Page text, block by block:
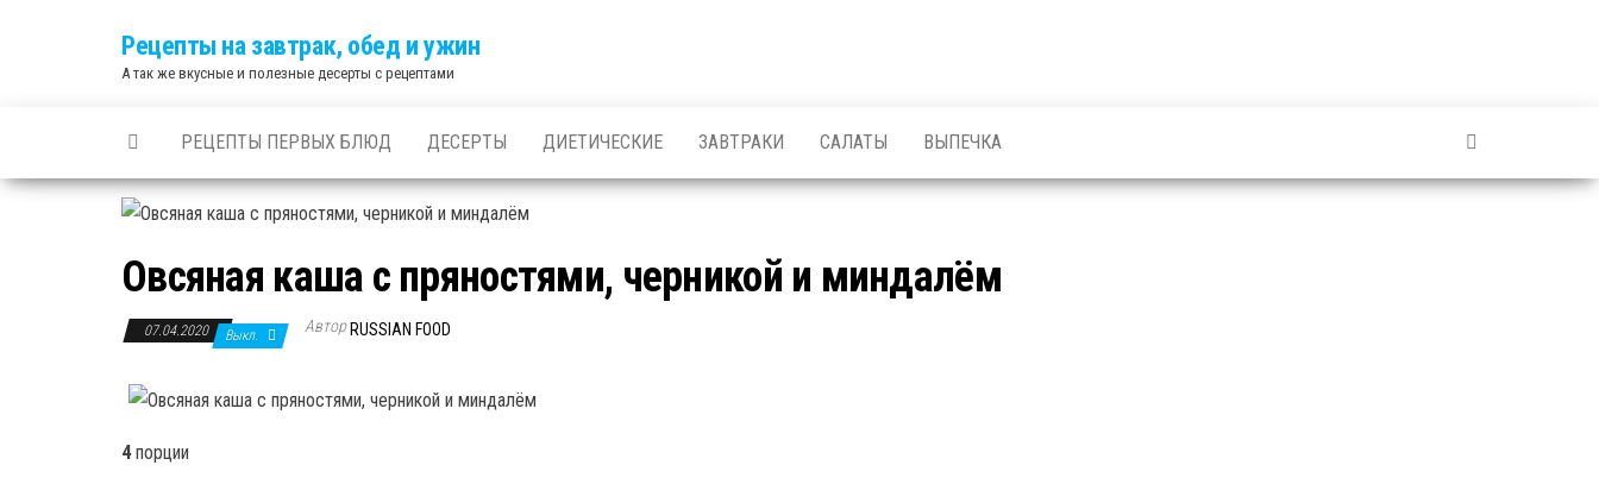
Рецепты на завтрак, обед и ужин
А так же вкусные и полезные десерты с рецептами
РЕЦЕПТЫ ПЕРВЫХ БЛЮД ДЕСЕРТЫ ДИЕТИЧЕСКИЕ ЗАВТРАКИ САЛАТЫ ВЫПЕЧКА
Овсяная каша с пряностями, черникой и миндалём
07.04.2020 Выкл. Автор RUSSIAN FOOD
4 порции